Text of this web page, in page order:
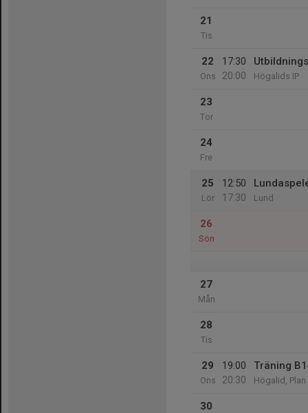
21
Tis
22
Ons
17:30
20:00
Högalids IP
23
Tor
24
Fre
25
Lör
12:50
17:30
Lund
26
Sön
27
Mån
28
Tis
29
Ons
19:00
20:30
Träning
Högalid, Plan
30